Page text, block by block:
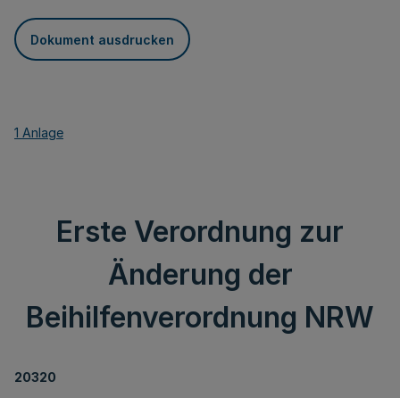
Dokument ausdrucken
1 Anlage
Erste Verordnung zur
Änderung der
Beihilfenverordnung NRW
20320